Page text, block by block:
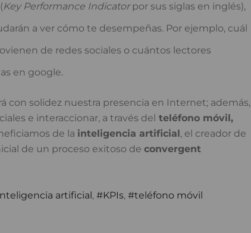
Key Performance Indicatorpor sus siglas en inglés),
a ver cómo te desempeñas. Por ejemplo, cuál
de redes sociales o cuántos lectores
en google.
con solidez nuestra presencia en Internet; además,
e interaccionar, a través del teléfono móvil,
de la inteligencia artificial , el creador de
de un proceso exitoso de convergent
artificial , KPIs, teléfono móvil